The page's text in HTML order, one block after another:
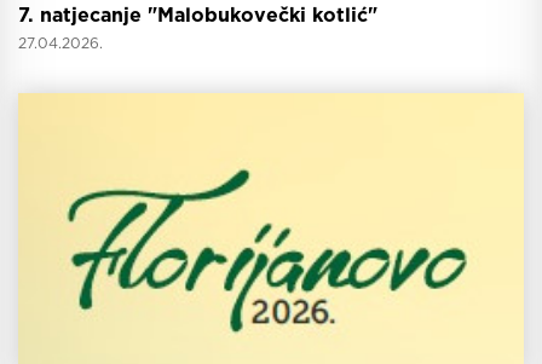
7. natjecanje "Malobukovečki kotlić"
27.04.2026.